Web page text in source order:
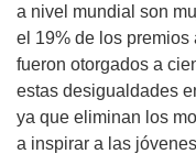
a nivel mundial son
el 19% de los
fueron otorgados a
estas desigualdades
ya que eliminan los
a inspirar a las